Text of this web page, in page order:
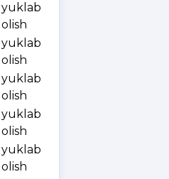
yuklab
olish
yuklab
olish
yuklab
olish
yuklab
olish
yuklab
olish